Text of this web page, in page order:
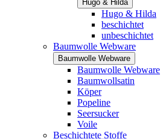
Hugo & Hilda
Hugo & Hilda
beschichtet
unbeschichtet
Baumwolle Webware
Baumwolle Webware
Baumwolle Webware
Baumwollsatin
Köper
Popeline
Seersucker
Voile
Beschichtete Stoffe